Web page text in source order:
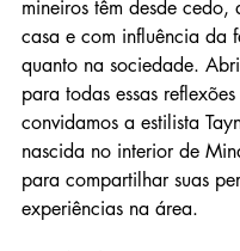
mineiros têm desde cedo,
casa e com influência da
quanto na sociedade.
para todas essas
convidamos a estilista
nascida no interior de
para compartilhar suas
experiências na área.